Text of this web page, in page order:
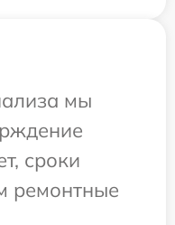
мы
сроки
ремонтные